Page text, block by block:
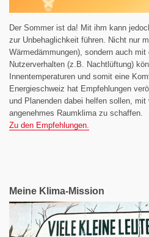
Der Sommer ist da! Mit ihm kann
zur Unbehaglichkeit führen. Nicht nur
Wärmedämmungen), sondern auch
Nutzerverhalten (z.B. Nachtlüftung)
Innentemperaturen und somit eine
Energieschweiz hat Empfehlungen
und Planenden dabei helfen sollen,
angenehmes Raumklima zu schaffen.
Zu den Empfehlungen.
Meine Klima-Mission